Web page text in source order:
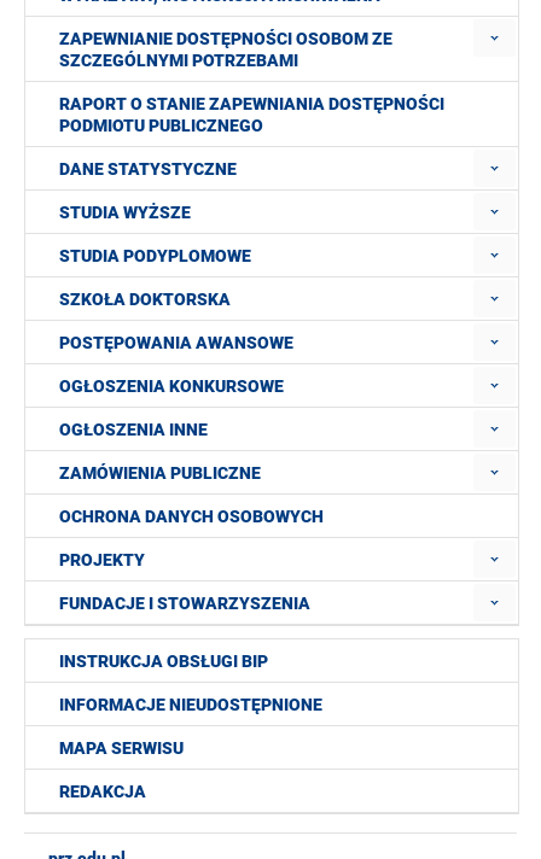
ZAPEWNIANIE DOSTĘPNOŚCI OSOBOM ZE
SZCZEGÓLNYMI POTRZEBAMI
RAPORT O STANIE ZAPEWNIANIA DOSTĘPNOŚCI
PODMIOTU PUBLICZNEGO
DANE STATYSTYCZNE
STUDIA WYŻSZE
STUDIA PODYPLOMOWE
SZKOŁA DOKTORSKA
POSTĘPOWANIA AWANSOWE
OGŁOSZENIA KONKURSOWE
OGŁOSZENIA INNE
ZAMÓWIENIA PUBLICZNE
OCHRONA DANYCH OSOBOWYCH
PROJEKTY
FUNDACJE I STOWARZYSZENIA
INSTRUKCJA OBSŁUGI BIP
INFORMACJE NIEUDOSTĘPNIONE
MAPA SERWISU
REDAKCJA